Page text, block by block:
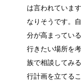
は言われていま
なりそうです。
分が高まってい
行きたい場所を
族で相談してみ
行計画を立てる